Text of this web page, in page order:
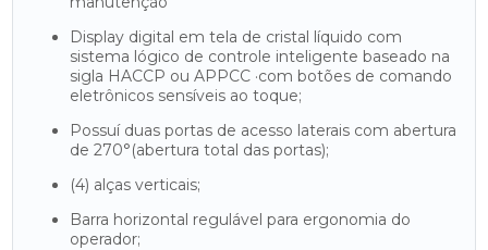
Display digital em tela de cristal líquido com
sistema lógico de controle inteligente baseado na
sigla HACCP ou APPCC ·com botões de comando
eletrônicos sensíveis ao toque;
Possuí duas portas de acesso laterais com abertura
de 270°(abertura total das portas);
(4) alças verticais;
Barra horizontal regulável para ergonomia do
operador;